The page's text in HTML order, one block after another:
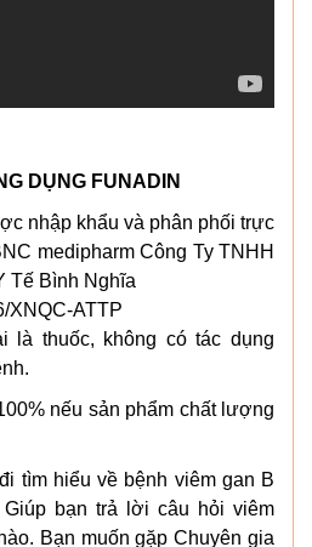
DỤNG FUNADIN
nhập khẩu và phân phối trực
medipharm Công Ty TNHH
Tế Bình Nghĩa
XNQC-ATTP
là thuốc, không có tác dụng
nếu sản phẩm chất lượng
tìm hiểu về bệnh viêm gan B
bạn trả lời câu hỏi viêm
Bạn muốn gặp Chuyên gia